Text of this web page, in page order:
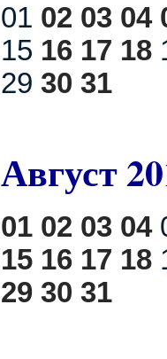
01 02 03 04
15 16 17 18
29 30 31
Август
01 02 03 04
15 16 17 18
29 30 31